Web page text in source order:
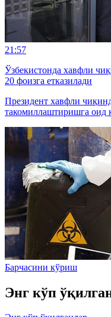
21:57
Ўзбекистонда хавфли
20 фоизга етказилади
Президент хавфли
такомиллаштиришга оид
Барчасини кўриш
Энг кўп